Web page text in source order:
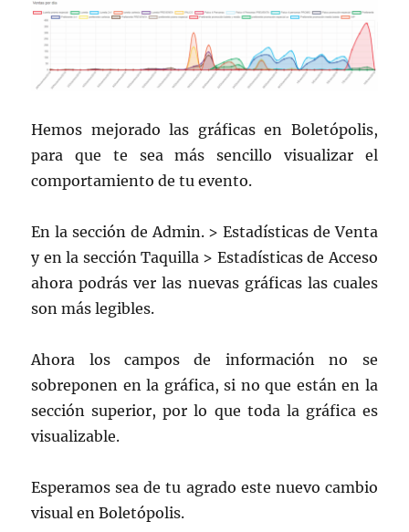
Hemos mejorado las gráficas en Boletópolis,
para que te sea más sencillo visualizar el
comportamiento de tu evento.
En la sección de Admin. > Estadísticas de Venta
y en la sección Taquilla > Estadísticas de Acceso
ahora podrás ver las nuevas gráficas las cuales
son más legibles.
Ahora los campos de información no se
sobreponen en la gráfica, si no que están en la
sección superior, por lo que toda la gráfica es
visualizable.
Esperamos sea de tu agrado este nuevo cambio
visual en Boletópolis.